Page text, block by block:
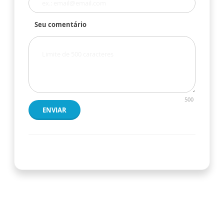
Seu comentário
500
ENVIAR